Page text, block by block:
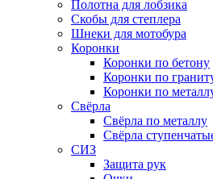
Полотна для лобзика
Скобы для степлера
Шнеки для мотобура
Коронки
Коронки по бетону
Коронки по
Коронки по
Свёрла
Свёрла по металлу
Свёрла
СИЗ
Защита рук